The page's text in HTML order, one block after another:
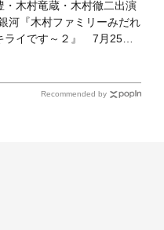
・木村竜蔵・木村徹二出演
河『木村ファミリーみだれ
ライです～２』 7月25日
Recommended by